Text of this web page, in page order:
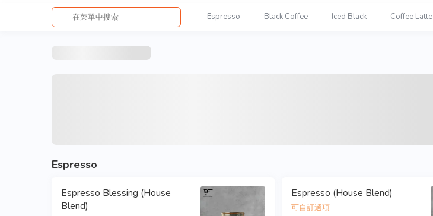
Espresso Black Coffee Iced Black Coffee Latte
Espresso
Espresso Blessing (House
Blend)
Espresso (House Blend)
可自訂選項